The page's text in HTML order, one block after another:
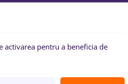
muncacu salarii presa
activarea pentru a beneficia de